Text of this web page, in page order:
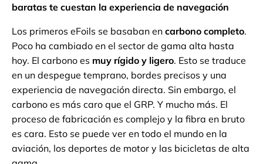
baratas te cuestan la experiencia de navegación
Los primeros eFoils se basaban en carbono completo.
Poco ha cambiado en el sector de gama alta hasta
hoy. El carbono es muy rígido y ligero. Esto se traduce
en un despegue temprano, bordes precisos y una
experiencia de navegación directa. Sin embargo, el
carbono es más caro que el GRP. Y mucho más. El
proceso de fabricación es complejo y la fibra en bruto
es cara. Esto se puede ver en todo el mundo en la
aviación, los deportes de motor y las bicicletas de alta